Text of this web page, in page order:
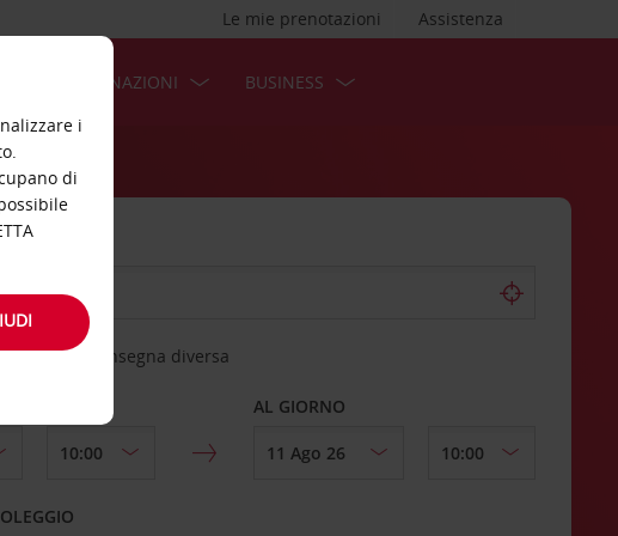
Assistenza
Le mie prenotazioni
DESTINAZIONI BUSINESS
di riconsegna diversa
AL GIORNO
i
di